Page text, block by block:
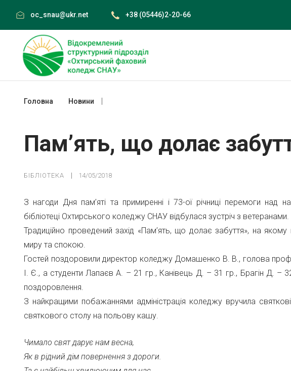
content
oc_snau@ukr.net +38 (05446)2-20-66
Головна Новини
Пам’ять, що долає
БІБЛІОТЕКА 14/05/2018
З нагоди Дня пам’яті та примиренні і 73-ої річниці перемоги над
бібліотеці Охтирського коледжу СНАУ відбулася зустріч з ветеранами.
Традиційно проведений захід «Пам’ять, що долає забуття», на якому
миру та спокою.
Гостей поздоровили директор коледжу Домашенко В. В., голова
І. Є., а студенти Лапаєв А. – 21 гр., Канівець Д. – 31 гр., Брагін Д. –
поздоровлення.
З найкращими побажаннями адміністрація коледжу вручила
святкового столу на польову кашу.
Чимало свят дарує нам весна,
Як в рідний дім повернення з дороги.